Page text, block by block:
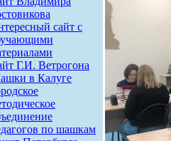
сайт с
Г.И. Ветрогона
в Калуге
по шашкам